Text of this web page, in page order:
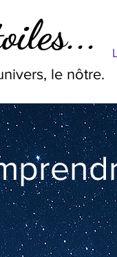
le nôtre.